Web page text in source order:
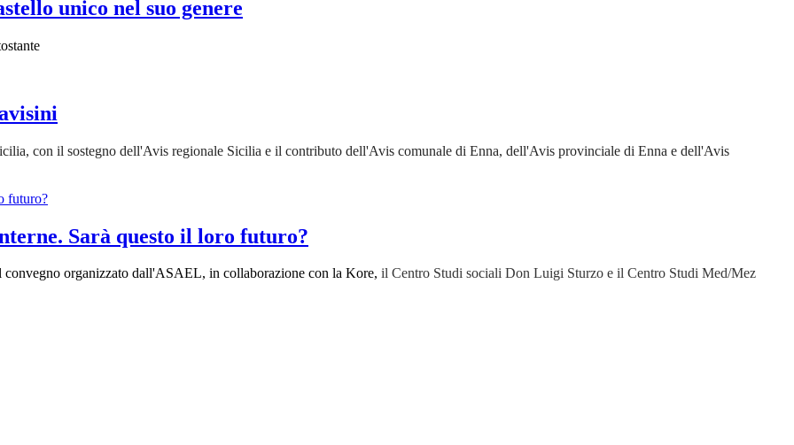
unico nel suo genere
con il sostegno dell'Avis regionale Sicilia e il contributo dell'Avis comunale di Enna, dell'Avis provinciale di Enna e dell'Avis
Sarà questo il loro futuro?
convegno organizzato dall'ASAEL, in collaborazione con la Kore, il Centro Studi sociali Don Luigi Sturzo e il Centro Studi Med/Mez